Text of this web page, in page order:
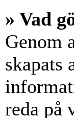
» Vad
Genom
skapats
reda på